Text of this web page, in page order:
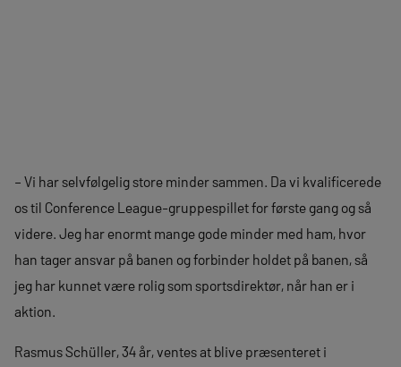
– Vi har selvfølgelig store minder sammen. Da vi kvalificerede
os til Conference League-gruppespillet for første gang og så
videre. Jeg har enormt mange gode minder med ham, hvor
han tager ansvar på banen og forbinder holdet på banen, så
jeg har kunnet være rolig som sportsdirektør, når han er i
aktion.
Rasmus Schüller, 34 år, ventes at blive præsenteret i